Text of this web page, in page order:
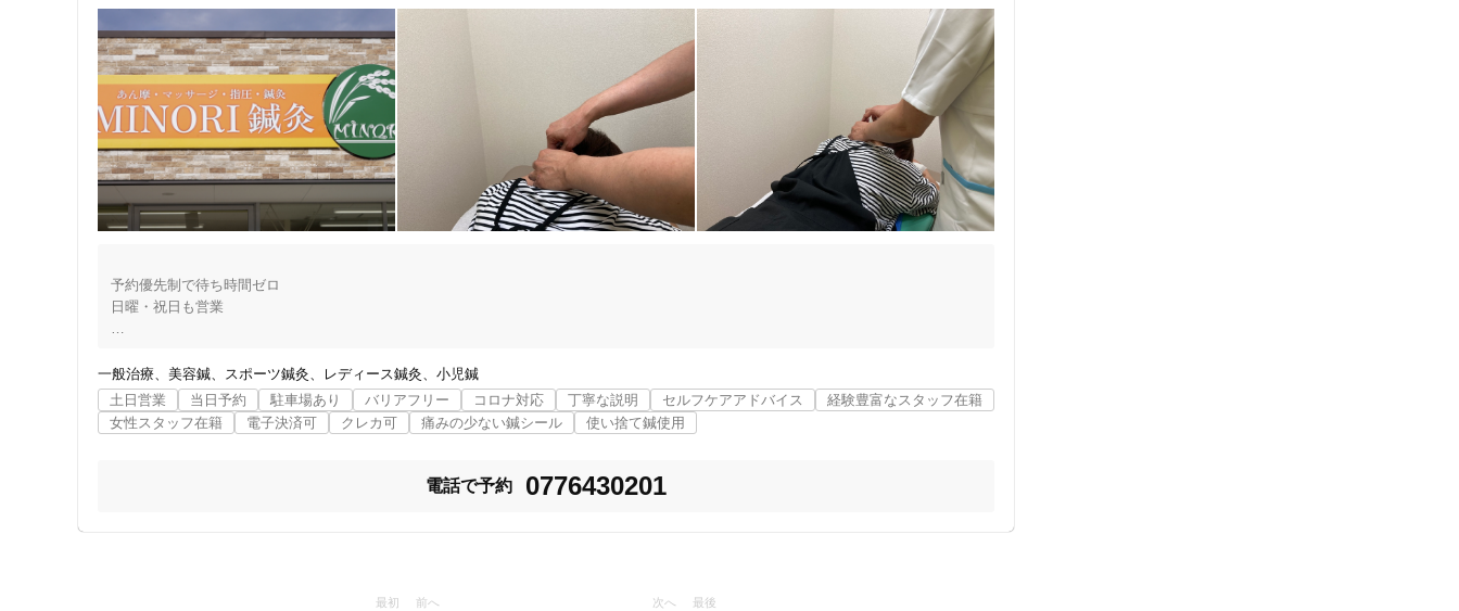
住所
予約優先制で待ち時間ゼロ
日曜・祝日も営業
  鍼・小児鍼・灸
  あん摩・マッサージ・指圧
  鍼が苦手な方はマッサージのみの施術も可能
一般治療 美容鍼 スポーツ鍼灸 レディース鍼灸
小児鍼
土日営業
当日予約 駐車場あり バリアフリー コロナ対応 丁寧な説明 セルフケアアドバイス
経験豊富なスタッフ在籍
女性スタッフ在籍
電子決済可 クレカ可 痛みの少ない鍼シール 使い捨て鍼使用
電話で予約 0776430201
最初 前へ 次へ 最後